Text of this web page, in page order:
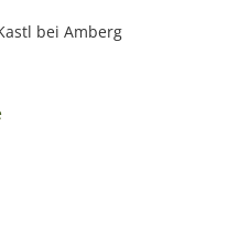
bei Amberg